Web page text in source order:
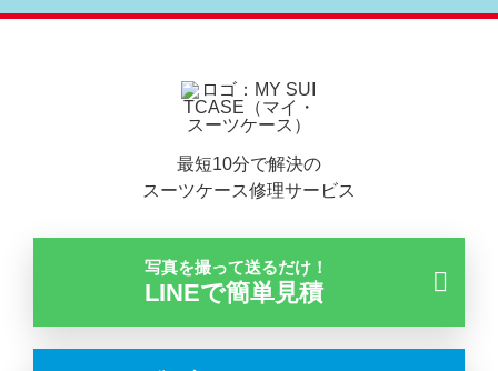
最短10分で解決の
スーツケース修理サービス
写真を撮って送るだけ！
LINEで簡単見積